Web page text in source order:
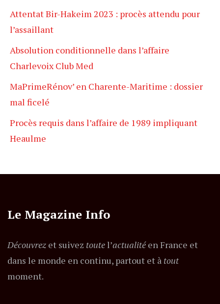
Attentat Bir-Hakeim 2023 : procès attendu pour
l’assaillant
Absolution conditionnelle dans l’affaire
Charlevoix Club Med
MaPrimeRénov’ en Charente-Maritime : dossier
mal ficelé
Procès requis dans l’affaire de 1989 impliquant
Heaulme
Le Magazine Info
Découvrez et suivez toutel’actualitéen France et
dans le monde en continu, partout et à tout
moment.